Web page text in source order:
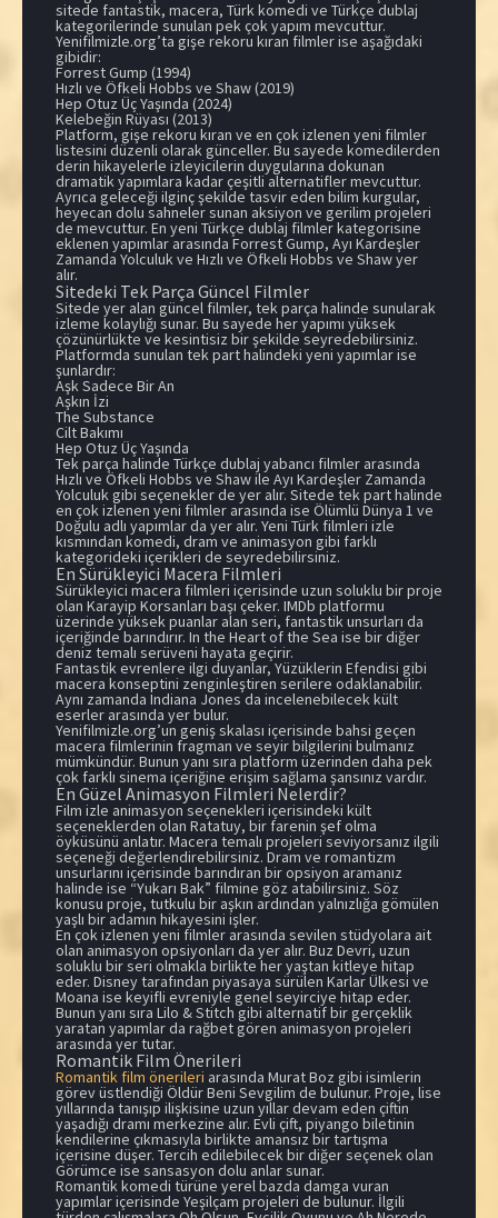
sitede fantastik, macera, Türk komedi ve Türkçe dublaj
kategorilerinde sunulan pek çok yapım mevcuttur.
Yenifilmizle.org’ta gişe rekoru kıran filmler ise aşağıdaki
gibidir:
Forrest Gump (1994)
Hızlı ve Öfkeli Hobbs ve Shaw (2019)
Hep Otuz Üç Yaşında (2024)
Kelebeğin Rüyası (2013)
Platform, gişe rekoru kıran ve en çok izlenen yeni filmler
listesini düzenli olarak günceller. Bu sayede komedilerden
derin hikayelerle izleyicilerin duygularına dokunan
dramatik yapımlara kadar çeşitli alternatifler mevcuttur.
Ayrıca geleceği ilginç şekilde tasvir eden bilim kurgular,
heyecan dolu sahneler sunan aksiyon ve gerilim projeleri
de mevcuttur. En yeni Türkçe dublaj filmler kategorisine
eklenen yapımlar arasında Forrest Gump, Ayı Kardeşler
Zamanda Yolculuk ve Hızlı ve Öfkeli Hobbs ve Shaw yer
alır.
Sitedeki Tek Parça Güncel Filmler
Sitede yer alan güncel filmler, tek parça halinde sunularak
izleme kolaylığı sunar. Bu sayede her yapımı yüksek
çözünürlükte ve kesintisiz bir şekilde seyredebilirsiniz.
Platformda sunulan tek part halindeki yeni yapımlar ise
şunlardır:
Aşk Sadece Bir An
Aşkın İzi
The Substance
Cilt Bakımı
Hep Otuz Üç Yaşında
Tek parça halinde Türkçe dublaj yabancı filmler arasında
Hızlı ve Öfkeli Hobbs ve Shaw ile Ayı Kardeşler Zamanda
Yolculuk gibi seçenekler de yer alır. Sitede tek part halinde
en çok izlenen yeni filmler arasında ise Ölümlü Dünya 1 ve
Doğulu adlı yapımlar da yer alır. Yeni Türk filmleri izle
kısmından komedi, dram ve animasyon gibi farklı
kategorideki içerikleri de seyredebilirsiniz.
En Sürükleyici Macera Filmleri
Sürükleyici macera filmleri içerisinde uzun soluklu bir proje
olan Karayip Korsanları başı çeker. IMDb platformu
üzerinde yüksek puanlar alan seri, fantastik unsurları da
içeriğinde barındırır. In the Heart of the Sea ise bir diğer
deniz temalı serüveni hayata geçirir.
Fantastik evrenlere ilgi duyanlar, Yüzüklerin Efendisi gibi
macera konseptini zenginleştiren serilere odaklanabilir.
Aynı zamanda Indiana Jones da incelenebilecek kült
eserler arasında yer bulur.
Yenifilmizle.org’un geniş skalası içerisinde bahsi geçen
macera filmlerinin fragman ve seyir bilgilerini bulmanız
mümkündür. Bunun yanı sıra platform üzerinden daha pek
çok farklı sinema içeriğine erişim sağlama şansınız vardır.
En Güzel Animasyon Filmleri Nelerdir?
Film izle animasyon seçenekleri içerisindeki kült
seçeneklerden olan Ratatuy, bir farenin şef olma
öyküsünü anlatır. Macera temalı projeleri seviyorsanız ilgili
seçeneği değerlendirebilirsiniz. Dram ve romantizm
unsurlarını içerisinde barındıran bir opsiyon aramanız
halinde ise “Yukarı Bak” filmine göz atabilirsiniz. Söz
konusu proje, tutkulu bir aşkın ardından yalnızlığa gömülen
yaşlı bir adamın hikayesini işler.
En çok izlenen yeni filmler arasında sevilen stüdyolara ait
olan animasyon opsiyonları da yer alır. Buz Devri, uzun
soluklu bir seri olmakla birlikte her yaştan kitleye hitap
eder. Disney tarafından piyasaya sürülen Karlar Ülkesi ve
Moana ise keyifli evreniyle genel seyirciye hitap eder.
Bunun yanı sıra Lilo & Stitch gibi alternatif bir gerçeklik
yaratan yapımlar da rağbet gören animasyon projeleri
arasında yer tutar.
Romantik Film Önerileri
Romantik film önerileri arasında Murat Boz gibi isimlerin
görev üstlendiği Öldür Beni Sevgilim de bulunur. Proje, lise
yıllarında tanışıp ilişkisine uzun yıllar devam eden çiftin
yaşadığı dramı merkezine alır. Evli çift, piyango biletinin
kendilerine çıkmasıyla birlikte amansız bir tartışma
içerisine düşer. Tercih edilebilecek bir diğer seçenek olan
Görümce ise sansasyon dolu anlar sunar.
Romantik komedi türüne yerel bazda damga vuran
yapımlar içerisinde Yeşilçam projeleri de bulunur. İlgili